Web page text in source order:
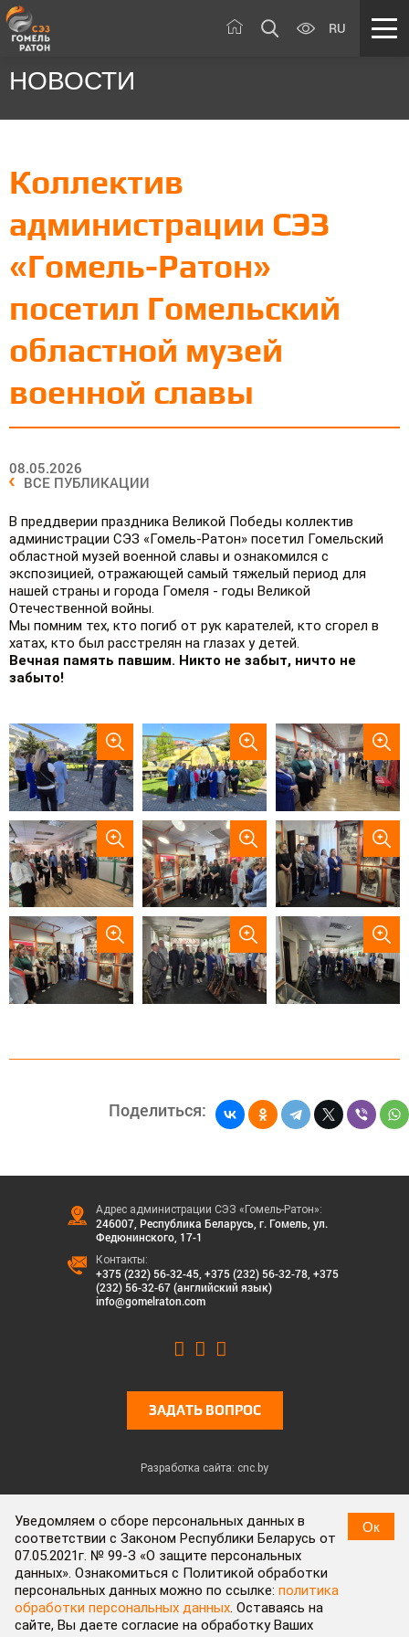
RU
НОВОСТИ
Коллектив
администрации СЭЗ
«Гомель-Ратон»
посетил Гомельский
областной музей
военной славы
ВСЕ ПУБЛИКАЦИИ
08.05.2026
В преддверии праздника Великой Победы коллектив
администрации СЭЗ «Гомель-Ратон» посетил Гомельский
областной музей военной славы и ознакомился с
экспозицией, отражающей самый тяжелый период для
нашей страны и города Гомеля - годы Великой
Отечественной войны.
Мы помним тех, кто погиб от рук карателей, кто сгорел в
хатах, кто был расстрелян на глазах у детей.
Вечная память павшим. Никто не забыт, ничто не
забыто!
Поделиться:
Уведомляем о сборе персональных данных в
соответствии с Законом Республики Беларусь от
07.05.2021г. № 99-З «О защите персональных
данных». Ознакомиться с Политикой обработки
персональных данных можно по ссылке: политика
обработки персональных данных. Оставаясь на
сайте, Вы даете согласие на обработку Ваших
Ок
Адрес администрации СЭЗ «Гомель-Ратон»:
246007, Республика Беларусь, г. Гомель, ул.
Федюнинского, 17-1
Контакты:
+375 (232) 56-32-45 +375 (232) 56-32-78 +375
(232) 56-32-67 (английский язык)
info@gomelraton.com
ЗАДАТЬ ВОПРОС
Разработка сайта: cnc.by
© 2026 СЭЗ «Гомель-Ратон». Все права защищены.
Cookies & Privacy
Cookies enable you to use shopping carts and to personalize your
experience on our sites, tell us which parts of our websites people
have visited, help us measure the effectiveness of ads and web
searches, and give us insights into user behavior so we can